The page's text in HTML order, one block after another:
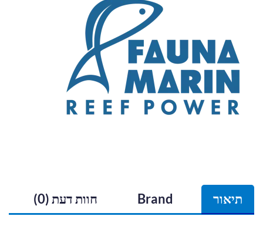
תיאור Brand חוות דעת (0)